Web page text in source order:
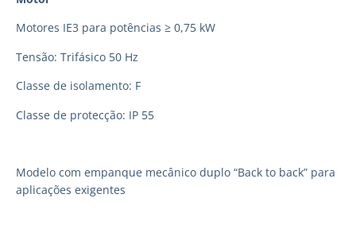
Motores IE3 para potências ≥ 0,75 kW
Tensão: Trifásico 50 Hz
Classe de isolamento: F
Classe de protecção: IP 55
Modelo com empanque mecânico duplo “Back to back” para
aplicações exigentes